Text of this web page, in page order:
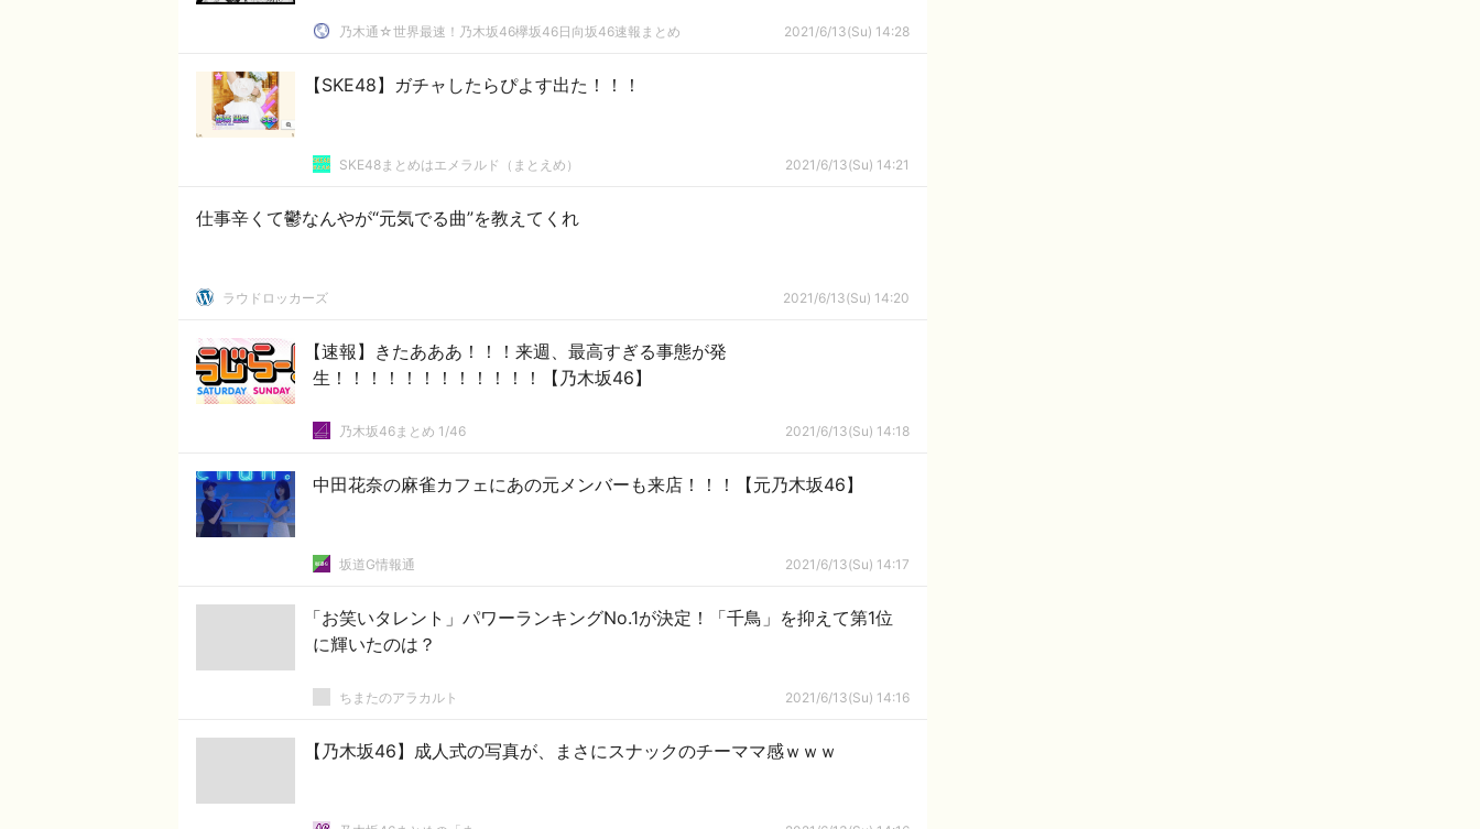
乃木通☆世界最速！乃木坂46欅坂46日向坂46速報まとめ 2021/6/13(Su) 14:28
【SKE48】ガチャしたらぴよす出た！！！
SKE48まとめはエメラルド（まとえめ） 2021/6/13(Su) 14:21
仕事辛くて鬱なんやが“元気でる曲”を教えてくれ
ラウドロッカーズ 2021/6/13(Su) 14:20
【速報】きたあああ！！！来週、最高すぎる事態が発
生！！！！！！！！！！！！【乃木坂46】
乃木坂46まとめ 1/46 2021/6/13(Su) 14:18
中田花奈の麻雀カフェにあの元メンバーも来店！！！【元乃木坂46】
坂道G情報通 2021/6/13(Su) 14:17
「お笑いタレント」パワーランキングNo.1が決定！「千鳥」を抑えて第1位
に輝いたのは？
ちまたのアラカルト 2021/6/13(Su) 14:16
【乃木坂46】成人式の写真が、まさにスナックのチーママ感ｗｗｗ